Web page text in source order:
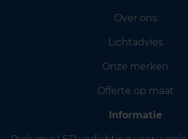
Over ons
Lichtadvies
Onze merken
Offerte op maat
Informatie